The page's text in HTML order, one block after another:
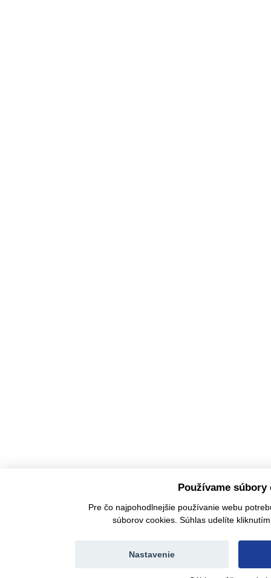
Používame súbory
Pre čo najpohodlnejšie používanie webu
súborov cookies. Súhlas udelíte
Nastavenie